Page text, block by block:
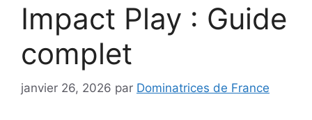
Impact Play : Guide
complet
janvier 26, 2026 par Dominatrices de France